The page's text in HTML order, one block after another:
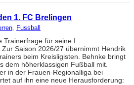
1. FC Brelingen
, Fussball
Trainerfrage für seine I.
Saison 2026/27 übernimmt Hendrik
beim Kreisligisten. Behnke bringt
dem höherklassigen Fußball mit.
in der Frauen-Regionalliga bei
auf ihn eine neue Herausforderung: